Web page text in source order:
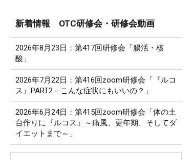
新着情報 OTC研修会・研修会動画
2026年8月23日：第417回研修会「腸活・核
酸」
2026年7月22日：第416回zoom研修会「『ルコ
ス』PART2－こんな症状にもいいの？」
2026年6月24日：第415回zoom研修会「体の土
台作りに『ルコス』～痛風、更年期、そしてダ
イエットまで～」